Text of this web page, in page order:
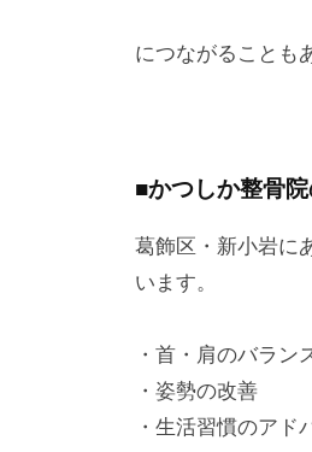
につながることも
■かつしか整骨
葛飾区・新小岩に
います。
・首・肩のバラン
・姿勢の改善
・生活習慣のアド